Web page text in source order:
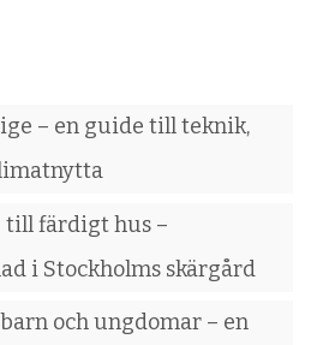
– en guide till teknik,
till färdigt hus –
i Stockholms skärgård
och ungdomar – en